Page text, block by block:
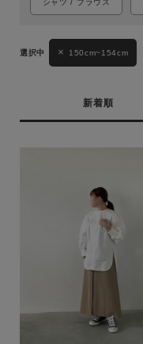
性別
シャツ / ブラウス
150cm~154cm
新着順